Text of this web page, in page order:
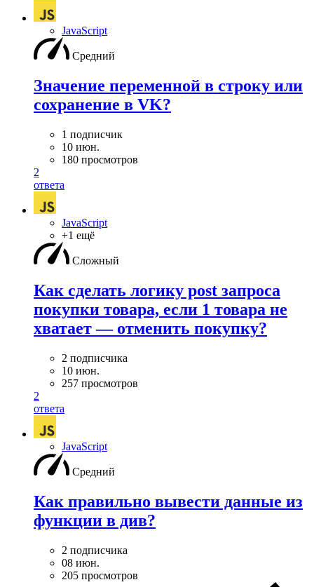
JavaScript
Средний
Значение переменной в строку или
сохранение в VK?
1 подписчик
10 июн.
180 просмотров
2
ответа
JavaScript
+1 ещё
Сложный
Как сделать логику post запроса
покупки товара, если 1 товара не
хватает — отменить покупку?
2 подписчика
10 июн.
257 просмотров
2
ответа
JavaScript
Средний
Как правильно вывести данные из
функции в див?
2 подписчика
08 июн.
205 просмотров